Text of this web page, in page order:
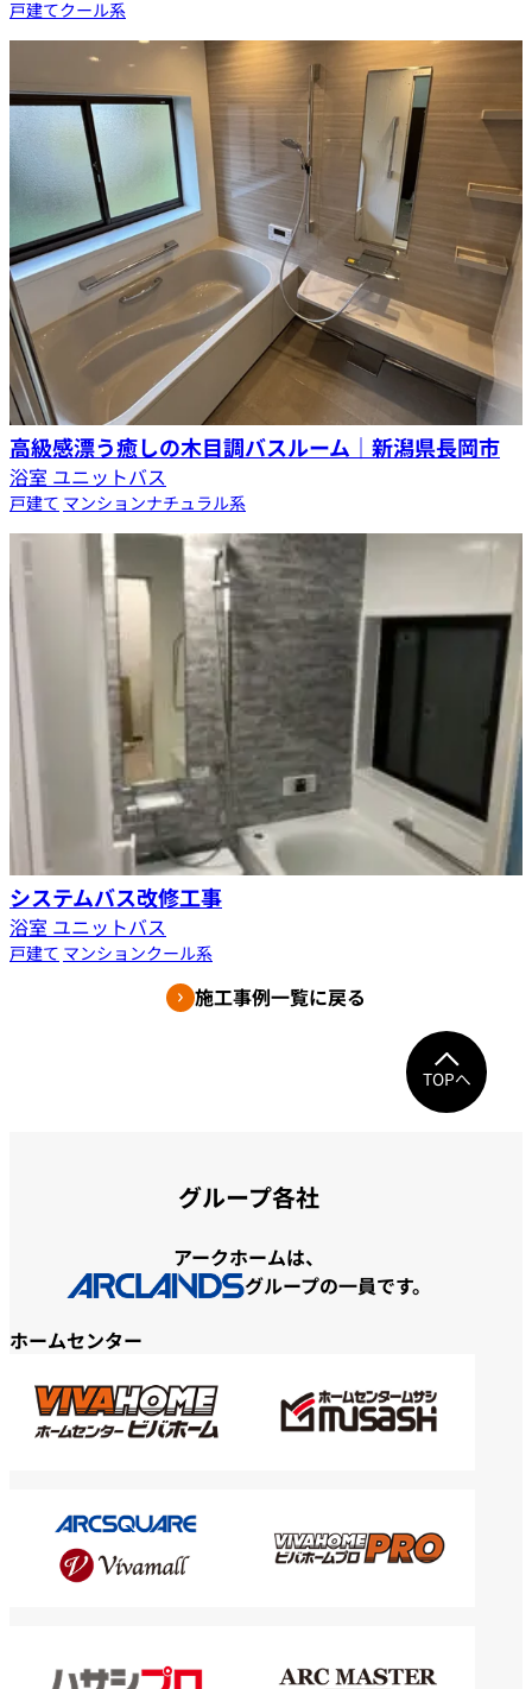
戸建てクール系
高級感漂う癒しの木目調バスルーム｜新潟県長岡市
浴室 ユニットバス
戸建て マンションナチュラル系
システムバス改修工事
浴室 ユニットバス
戸建て マンションクール系
施工事例一覧に戻る
TOPへ
グループ各社
アークホームは、
グループの一員です。
ホームセンター